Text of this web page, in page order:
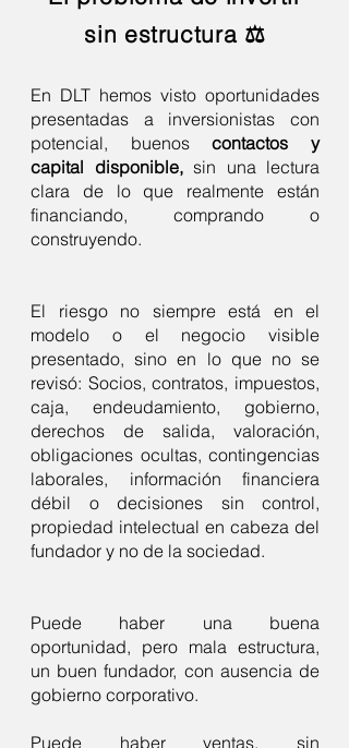
sin estructura ⚖️
En DLT hemos visto oportunidades
presentadas a inversionistas con
potencial, buenoscontactos y
capital disponible,sin una lectura
clara de lo que realmente están
financiando, comprando o
construyendo.
El riesgo no siempre está en el
modelo o el negocio visible
presentado, sino en lo que no se
revisó: Socios, contratos, impuestos,
caja, endeudamiento, gobierno,
derechos de salida, valoración,
obligaciones ocultas, contingencias
laborales, información financiera
débil o decisiones sin control,
propiedad intelectual en cabeza del
fundador y no de la sociedad.
Puede haber una buena
oportunidad, pero mala estructura,
un buen fundador, con ausencia de
gobierno corporativo.
Puede haber ventas, sin